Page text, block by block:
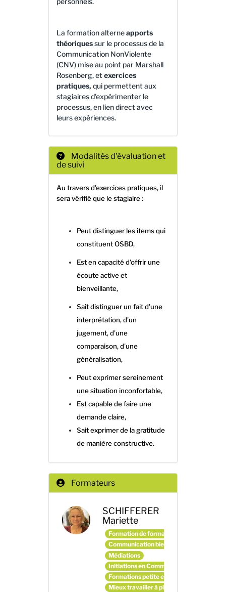
La formation alterneapports
théoriquessur le processus de la
Communication NonViolente
(CNV) mise au point par Marshall
Rosenberg, et exercices
pratiques, qui permettent aux
stagiaires d'expérimenter le
processus, en lien direct avec
leurs expériences.
Modalités d'évaluation et
de suivi
Au travers d'exercices pratiques, il
sera vérifié que le stagiaire :
Peut distinguer les items qui
constituent OSBD,
Est en capacité d'offrir une
écoute active et
bienveillante,
Sait distinguer un fait d'une
interprétation, d'un
jugement, d'une
comparaison, d'une
généralisation,
Peut exprimer sereinement
une situation inconfortable,
Est capable de faire une
demande claire,
Sait exprimer de la gratitude
de manière constructive.
Formateurs
SCHIFFERER
Mariette
Formation de formateurs et d'animateurs
Communication bienveillante
Médiations
Initiations en Communication Non
Formations petite enfance
Mieux travailler à plusieurs